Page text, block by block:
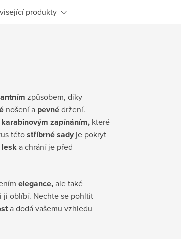
produkty
způsobem, díky
nošení a pevnédržení.
karabinovým zapínáním, které
tétostříbrné sady je pokryt
leska chrání je před
elegance,ale také
ji oblíbí. Nechte se pohltit
a dodá vašemu vzhledu